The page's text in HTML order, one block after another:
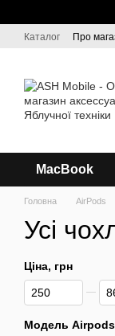
Каталог Про
MacBook
Головна AirPods
Усі
Ціна, грн
Від Ціна, грн
До Ціна, грн
Модель Airpods